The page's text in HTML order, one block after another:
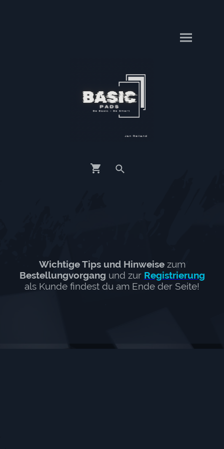
Wichtige Tips und Hinweisezum
Bestellungvorgang und zur Registrierung
als Kunde findest du am Ende der Seite!